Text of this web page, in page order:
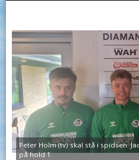
Peter Holm (tv) skal stå i spidsen.
på hold 1